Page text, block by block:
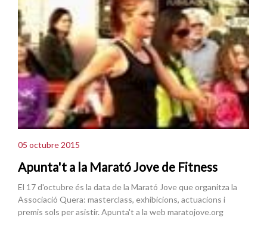
05 octubre 2015
Apunta't a la Marató Jove de Fitness
El 17 d'octubre és la data de la Marató Jove que organitza la
Associació Quera: masterclass, exhibicions, actuacions i
premis sols per asistir. Apunta't a la web maratojove.org